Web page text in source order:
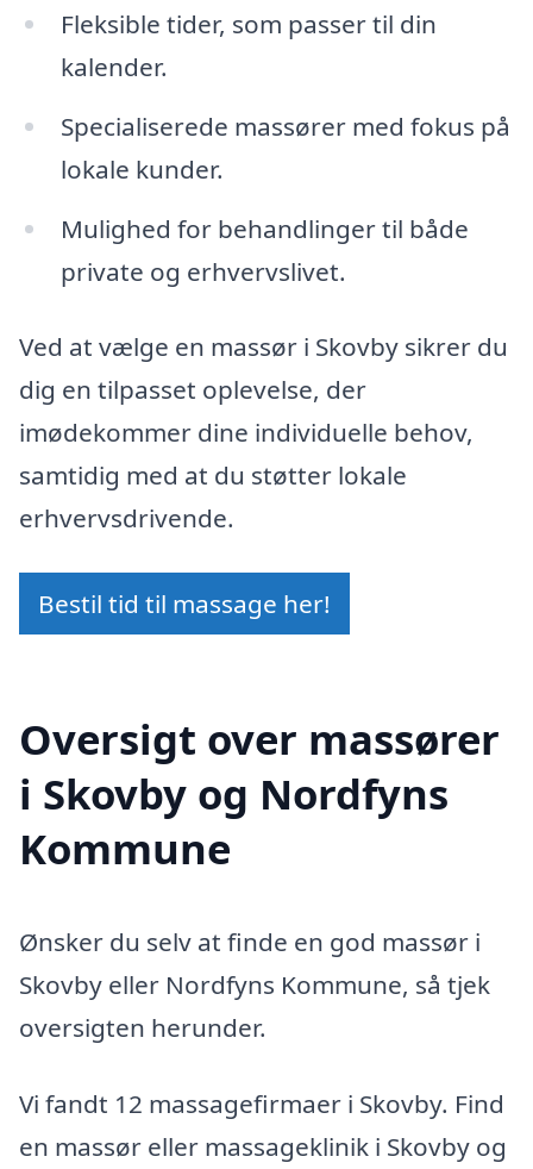
Fleksible tider, som passer til din
kalender.
Specialiserede massører med fokus på
lokale kunder.
Mulighed for behandlinger til både
private og erhvervslivet.
Ved at vælge en massør i Skovby sikrer du
dig en tilpasset oplevelse, der
imødekommer dine individuelle behov,
samtidig med at du støtter lokale
erhvervsdrivende.
Bestil tid til massage her!
Oversigt over massører
i Skovby og Nordfyns
Kommune
Ønsker du selv at finde en god massør i
Skovby eller Nordfyns Kommune, så tjek
oversigten herunder.
Vi fandt 12 massagefirmaer i Skovby. Find
en massør eller massageklinik i Skovby og